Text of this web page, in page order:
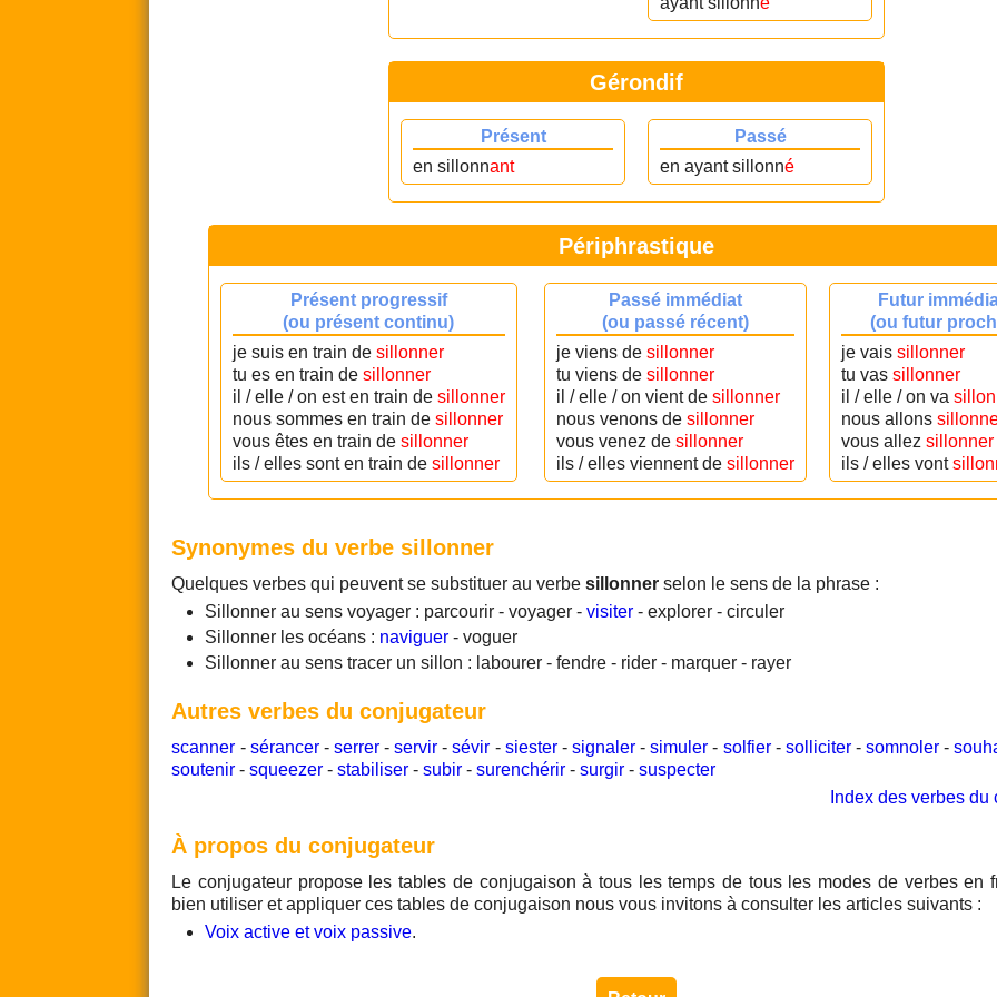
Gérondif
Présent
en sillonnant
Passé
en ayant sillonné
Périphrastique
Présent progressif
(ou présent continu)
je suis en train de sillonner
tu es en train de sillonner
il / elle / on est en train de sillonner
nous sommes en train de sillonner
vous êtes en train de sillonner
ils / elles sont en train de sillonner
Passé immédiat
(ou passé récent)
je viens de sillonner
tu viens de sillonner
il / elle / on vient de sillonner
nous venons de sillonner
vous venez de sillonner
ils / elles viennent de sillonner
Futur
(ou futur
je vais sillonner
tu vas sillonner
il / elle / on va
nous allons
vous allez sillonner
ils / elles vont
Synonymes du verbe sillonner
Quelques verbes qui peuvent se substituer au verbesillonner selon le sens de la phrase :
Sillonner au sens voyager : parcourir - voyager -visiter - explorer - circuler
Sillonner les océans : naviguer - voguer
Sillonner au sens tracer un sillon : labourer - fendre - rider - marquer - rayer
Autres verbes du conjugateur
scanner - sérancer- serrer-servir -sévir - siester- signaler -simuler - solfier- solliciter-somnoler -
soutenir -squeezer -stabiliser -subir -surenchérir -surgir -suspecter
Index des verbes du
À propos du conjugateur
Le conjugateur propose les tables de conjugaison à tous les temps de tous les modes de verbes en
bien utiliser et appliquer ces tables de conjugaison nous vous invitons à consulter les articles suivants :
Voix active et voix passive.